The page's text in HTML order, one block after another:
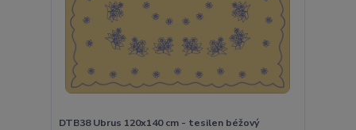
DTB38 Ubrus 120x140 cm - tesilen béžový